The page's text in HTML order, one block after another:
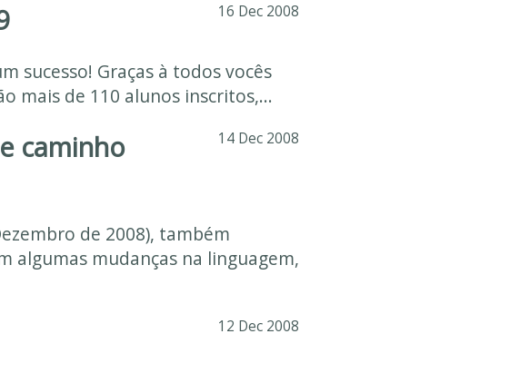
16 Dec 2008
sucesso! Graças à todos vocês
mais de 110 alunos inscritos,...
14 Dec 2008
caminho
de 2008), também
algumas mudanças na linguagem,
12 Dec 2008